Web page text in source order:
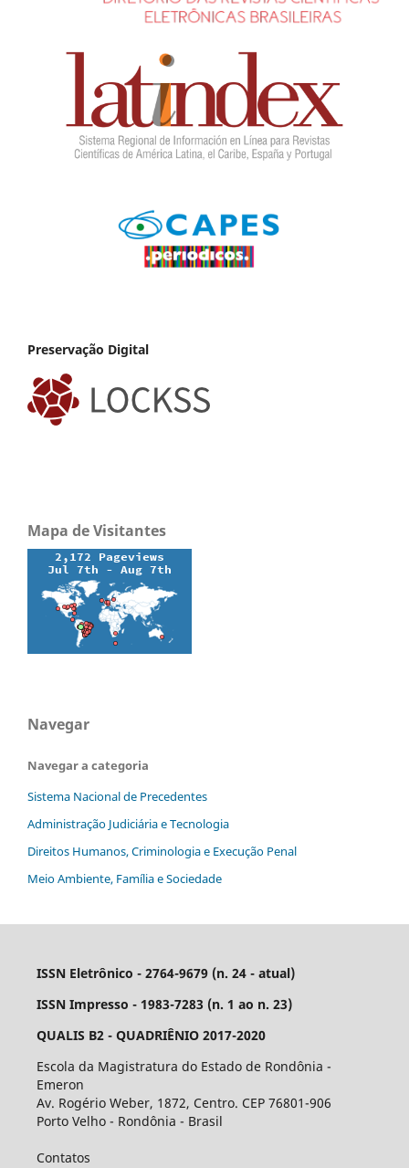
Preservação Digital
Mapa de Visitantes
Navegar
Navegar a categoria
Sistema Nacional de Precedentes
Administração Judiciária e Tecnologia
Direitos Humanos, Criminologia e Execução Penal
Meio Ambiente, Família e Sociedade
ISSN Eletrônico - 2764-9679 (n. 24 - atual)
ISSN Impresso - 1983-7283 (n. 1 ao n. 23)
QUALIS B2 - QUADRIÊNIO 2017-2020
Escola da Magistratura do Estado de Rondônia -
Emeron
Av. Rogério Weber, 1872, Centro. CEP 76801-906
Porto Velho - Rondônia - Brasil
Contatos